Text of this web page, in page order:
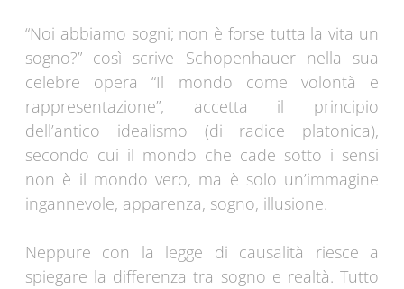
“Noi abbiamo sogni; non è forse tutta la vita un
sogno?” così scrive Schopenhauer nella sua
celebre opera “Il mondo come volontà e
rappresentazione”, accetta il principio
dell’antico idealismo (di radice platonica),
secondo cui il mondo che cade sotto i sensi
non è il mondo vero, ma è solo un’immagine
ingannevole, apparenza, sogno, illusione.
Neppure con la legge di causalità riesce a
spiegare la differenza tra sogno e realtà. Tutto